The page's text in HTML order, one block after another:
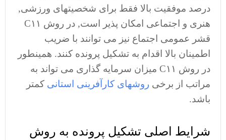
درصد موفقیت بالا فقط برای شخصیتهای ورزشی,
هنری و اجتماعی امکان پذیر است, در روش C۱۱
قشر عمومی اجتماع نیز می توانند با ضریب
اطمینان بالا اقدام به تشکیل پرونده کنند. همینطور
در روش C۱۱ میزان سرمایه گذاری می تواند به
مراتب از برخی روشهای کارآفرینی استانی کمتر
باشد.
شرایط اصلی تشکیل پرونده به روش